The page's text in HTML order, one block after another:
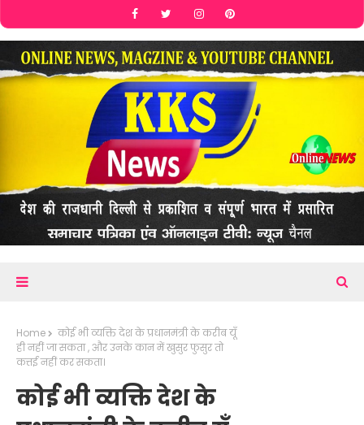
Home
कोई भी व्यक्ति देश के प्रधानमंत्री के करीब यूँ
ही नहीं जा सकता , और उनके कान में खुसुर फुसुर तो
कत्तई नहीं कर सकता।
कोई भी व्यक्ति देश के